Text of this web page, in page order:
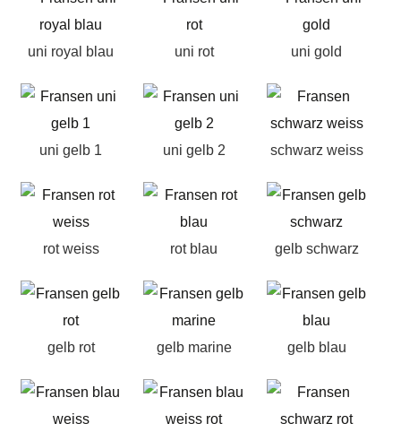
uni royal blau uni rot uni gold
uni gelb 1 uni gelb 2 schwarz weiss
rot weiss rot blau gelb schwarz
gelb rot gelb marine gelb blau